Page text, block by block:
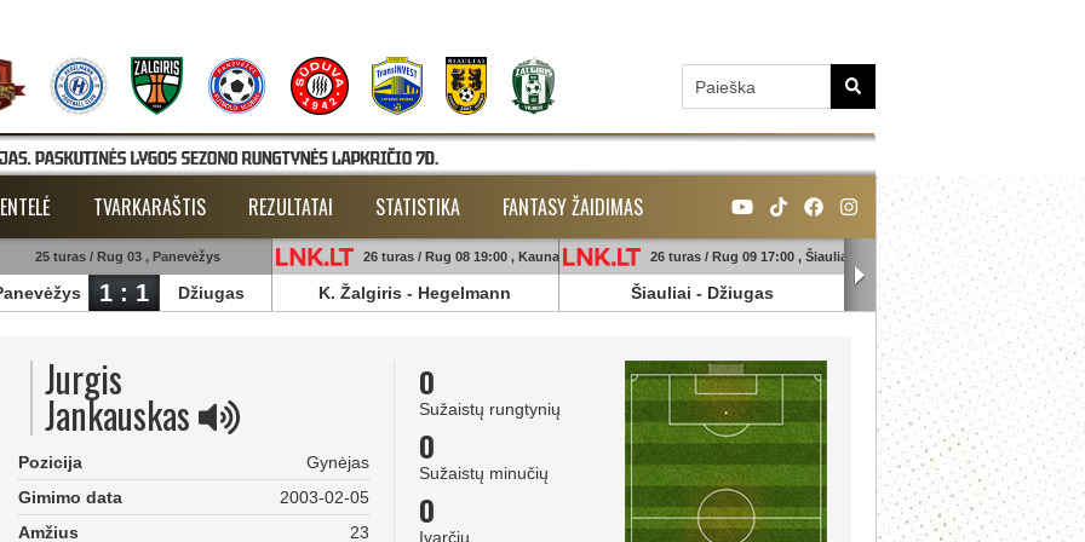
TVARKARAŠTIS REZULTATAI STATISTIKA FANTASY ŽAIDIMAS
25 turas / Rug 03 , Panevėžys
1 : 1 Džiugas
26 turas / Rug 08 19:00 , Kaunas
K. Žalgiris - Hegelmann
26 turas / Rug 09 17:00 , Šiauliai
Šiauliai - Džiugas
26 turas / Rug 09 18:45 ,
Banga
Jurgis
Jankauskas
Pozicija
Gynėjas
Gimimo data
2003-02-05
Amžius
23
0
Sužaistų rungtynių
0
Sužaistų minučių
0
Įvarčių